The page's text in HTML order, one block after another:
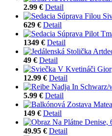
2.99 € Detail
629 € Detail
1349 € Detail
49 € Detail
12.99 € Detail
5.99 € Detail
149 € Detail
49.95 € Detail